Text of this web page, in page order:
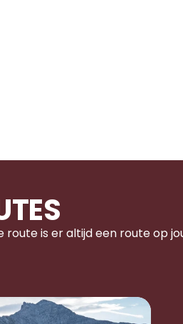
is er altijd een route op